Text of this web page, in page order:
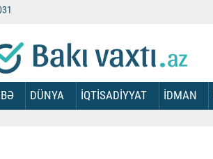
DÜNYA İQTİSADİYYAT İDMAN